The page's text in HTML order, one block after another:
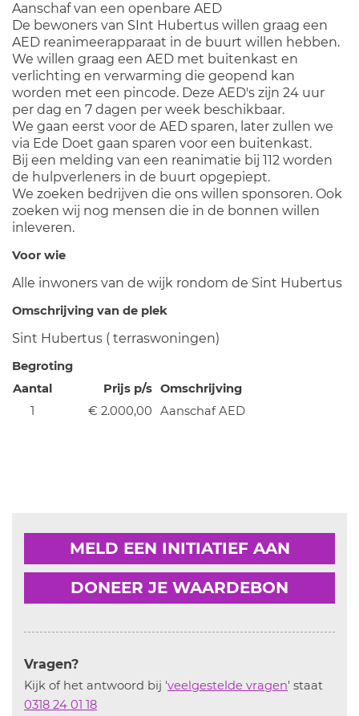
Aanschaf van een openbare AED
De bewoners van SInt Hubertus willen graag een
AED reanimeerapparaat in de buurt willen hebben.
We willen graag een AED met buitenkast en
verlichting en verwarming die geopend kan
worden met een pincode. Deze AED's zijn 24 uur
per dag en 7 dagen per week beschikbaar.
We gaan eerst voor de AED sparen, later zullen we
via Ede Doet gaan sparen voor een buitenkast.
Bij een melding van een reanimatie bij 112 worden
de hulpverleners in de buurt opgepiept.
We zoeken bedrijven die ons willen sponsoren. Ook
zoeken wij nog mensen die in de bonnen willen
inleveren.
Voor wie
Alle inwoners van de wijk rondom de Sint Hubertus
Omschrijving van de plek
Sint Hubertus ( terraswoningen)
Begroting
Aantal
Prijs p/s Omschrijving
1
€ 2.000,00 Aanschaf AED
MELD EEN INITIATIEF AAN
DONEER JE WAARDEBON
Vragen?
Kijk of het antwoord bij 'veelgestelde vragen' staat
0318 24 01 18